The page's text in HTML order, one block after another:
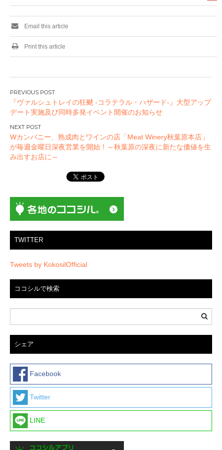
Email this article
Print this article
投
稿
ナ
ビ
ゲ
ー
ン
『ヴァルシュトレイの狂颷 -コラテラル・ハザード-』大型アップ
デート実施及び同時多発イベント開催のお知らせ
Wカンパニー、熟成肉とワインの店「Meat Winery秋葉原本店」
が毎週金曜日深夜営業を開始！～秋葉原の深夜に新たな価値を生
み出すお店に～
TWITTER
Tweets by KokosilOfficial
ココシルで検索
シェア
Facebook
Twitter
LINE